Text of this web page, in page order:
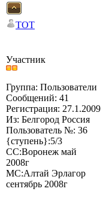
TOT
Участник
Группа: Пользователи
Сообщений: 41
Регистрация: 27.1.2009
Из: Белгород Россия
Пользователь №: 36
{ступень}:5/3
СС:Воронеж май
2008г
МС:Алтай Эрлагор
сентябрь 2008г